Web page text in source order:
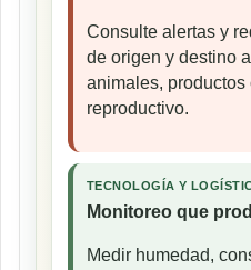
Consulte alertas y
de origen y destino
animales, productos
reproductivo.
TECNOLOGÍA Y
Monitoreo que
Medir humedad,